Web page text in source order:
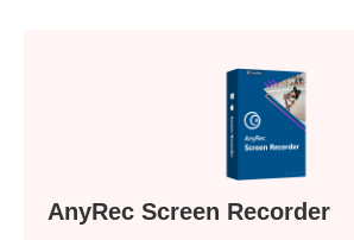
AnyRec Screen Recorder